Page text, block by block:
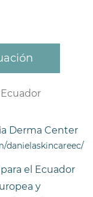
Derma Center
danielaskincareec/
el Ecuador
y